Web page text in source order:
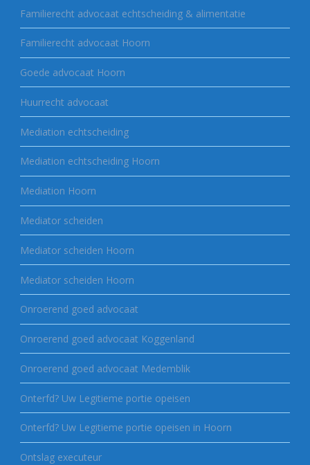
Familierecht advocaat echtscheiding & alimentatie
Familierecht advocaat Hoorn
Goede advocaat Hoorn
Huurrecht advocaat
Mediation echtscheiding
Mediation echtscheiding Hoorn
Mediation Hoorn
Mediator scheiden
Mediator scheiden Hoorn
Mediator scheiden Hoorn
Onroerend goed advocaat
Onroerend goed advocaat Koggenland
Onroerend goed advocaat Medemblik
Onterfd? Uw Legitieme portie opeisen
Onterfd? Uw Legitieme portie opeisen in Hoorn
Ontslag executeur